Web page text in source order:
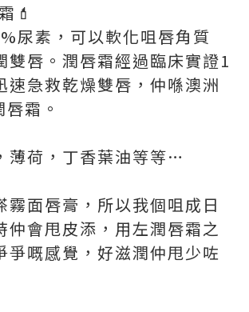
💄
尿素，可以軟化咀唇角質
雙唇。潤唇霜經過臨床實證1
速急救乾燥雙唇，仲喺澳洲
霜。
薄荷，丁香葉油等等…
霧面唇膏，所以我個咀成日
仲會甩皮添，用左潤唇霜之
爭嘅感覺，好滋潤仲甩少咗